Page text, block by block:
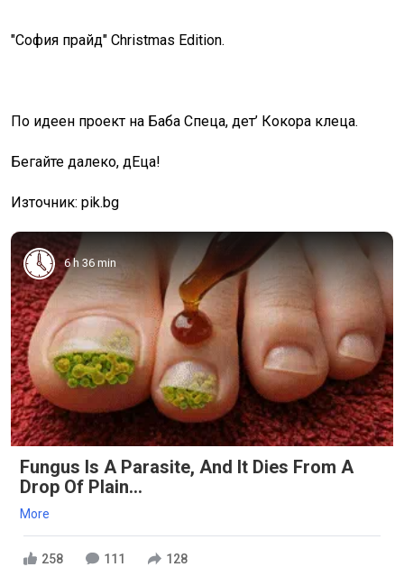
"София прайд" Christmas Edition.
По идеен проект на Баба Спеца, дет’ Кокора клеца.
Бегайте далеко, дЕца!
Източник: pik.bg
6 h 36 min
Fungus Is A Parasite, And It Dies From A
Drop Of Plain...
More
258 111 128